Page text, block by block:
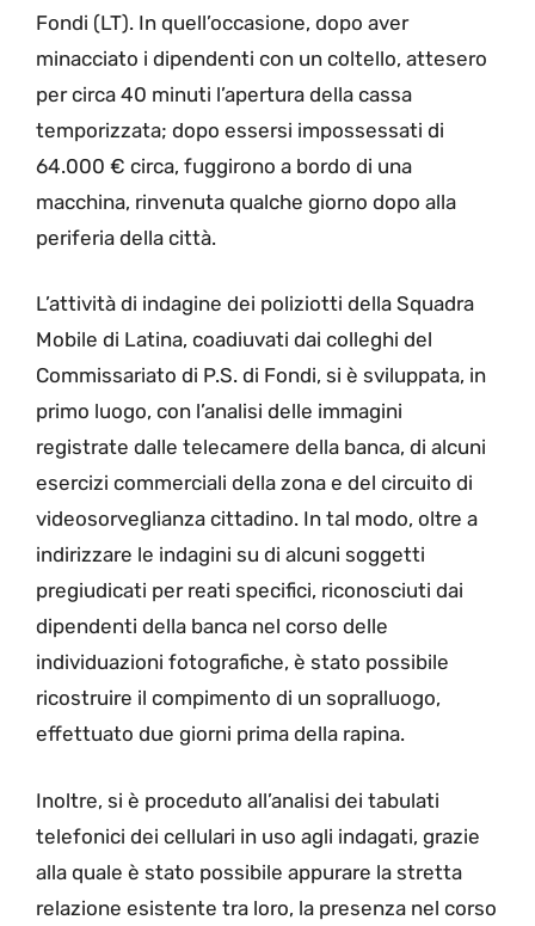
Fondi (LT). In quell’occasione, dopo aver
minacciato i dipendenti con un coltello, attesero
per circa 40 minuti l’apertura della cassa
temporizzata; dopo essersi impossessati di
64.000 € circa, fuggirono a bordo di una
macchina, rinvenuta qualche giorno dopo alla
periferia della città.
L’attività di indagine dei poliziotti della Squadra
Mobile di Latina, coadiuvati dai colleghi del
Commissariato di P.S. di Fondi, si è sviluppata, in
primo luogo, con l’analisi delle immagini
registrate dalle telecamere della banca, di alcuni
esercizi commerciali della zona e del circuito di
videosorveglianza cittadino. In tal modo, oltre a
indirizzare le indagini su di alcuni soggetti
pregiudicati per reati specifici, riconosciuti dai
dipendenti della banca nel corso delle
individuazioni fotografiche, è stato possibile
ricostruire il compimento di un sopralluogo,
effettuato due giorni prima della rapina.
Inoltre, si è proceduto all’analisi dei tabulati
telefonici dei cellulari in uso agli indagati, grazie
alla quale è stato possibile appurare la stretta
relazione esistente tra loro, la presenza nel corso